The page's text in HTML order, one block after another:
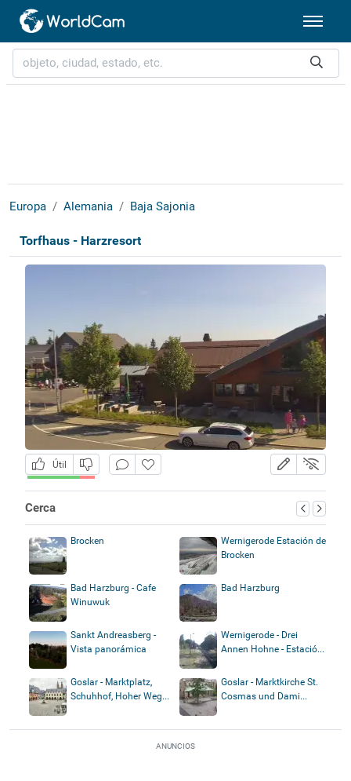
Europa Alemania Baja Sajonia
Torfhaus - Harzresort
Útil
Cerca
Brocken
Wernigerode Estación de
Brocken
Bad Harzburg - Cafe
Winuwuk
Bad Harzburg
Sankt Andreasberg -
Vista panorámica
Wernigerode - Drei
Annen Hohne - Estació...
Goslar - Marktplatz,
Schuhhof, Hoher Weg...
Goslar - Marktkirche St.
Cosmas und Dami...
ANUNCIOS